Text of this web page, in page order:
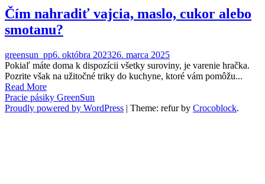
Čím nahradiť vajcia, maslo, cukor alebo
smotanu?
greensun_pp6. októbra 202326. marca 2025
Pokiaľ máte doma k dispozícii všetky suroviny, je varenie hračka.
Pozrite však na užitočné triky do kuchyne, ktoré vám pomôžu...
Read More
Pracie pásiky GreenSun
Proudly powered by WordPress | Theme: refur by Crocoblock.